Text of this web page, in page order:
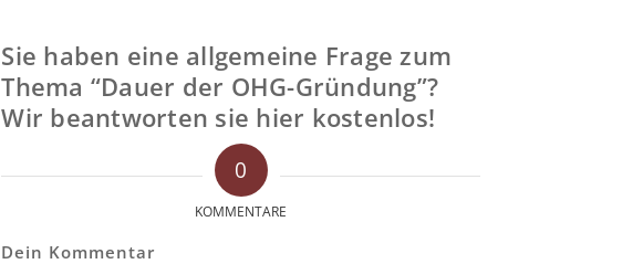
Sie haben eine allgemeine Frage zum
Thema “Dauer der OHG-Gründung”?
Wir beantworten sie hier kostenlos!
0
KOMMENTARE
Dein Kommentar